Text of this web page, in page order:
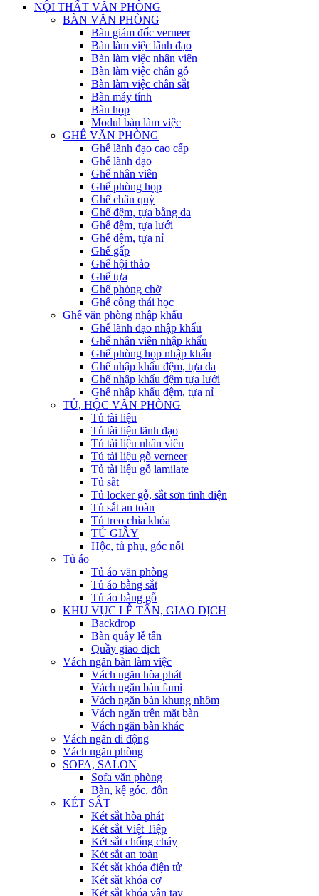
NỘI THẤT VĂN PHÒNG
BÀN VĂN PHÒNG
Bàn giám đốc verneer
Bàn làm việc lãnh đạo
Bàn làm việc nhân viên
Bàn làm việc chân gỗ
Bàn làm việc chân sắt
Bàn máy tính
Bàn họp
Modul bàn làm việc
GHẾ VĂN PHÒNG
Ghế lãnh đạo cao cấp
Ghế lãnh đạo
Ghế nhân viên
Ghế phòng họp
Ghế chân quỳ
Ghế đệm, tựa bằng da
Ghế đệm, tựa lưới
Ghế đệm, tựa nỉ
Ghế gấp
Ghế hội thảo
Ghế tựa
Ghế phòng chờ
Ghế công thái học
Ghế văn phòng nhập khẩu
Ghế lãnh đạo nhập khẩu
Ghế nhân viên nhập khẩu
Ghế phòng họp nhập khẩu
Ghế nhập khẩu đệm, tựa da
Ghế nhập khẩu đệm tựa lưới
Ghế nhập khẩu đệm, tựa nỉ
TỦ, HỘC VĂN PHÒNG
Tủ tài liệu
Tủ tài liệu lãnh đạo
Tủ tài liệu nhân viên
Tủ tài liệu gỗ verneer
Tủ tài liệu gỗ lamilate
Tủ sắt
Tủ locker gỗ, sắt sơn tĩnh điện
Tủ sắt an toàn
Tủ treo chìa khóa
TỦ GIẦY
Hộc, tủ phụ, góc nối
Tủ áo
Tủ áo văn phòng
Tủ áo bằng sắt
Tủ áo bằng gỗ
KHU VỰC LỄ TÂN, GIAO DỊCH
Backdrop
Bàn quầy lễ tân
Quầy giao dịch
Vách ngăn bàn làm việc
Vách ngăn hòa phát
Vách ngăn bàn fami
Vách ngăn bàn khung nhôm
Vách ngăn trên mặt bàn
Vách ngăn bàn khác
Vách ngăn di động
Vách ngăn phòng
SOFA, SALON
Sofa văn phòng
Bàn, kệ góc, đôn
KÉT SẮT
Két sắt hòa phát
Két sắt Việt Tiệp
Két sắt chống cháy
Két sắt an toàn
Két sắt khóa điện tử
Két sắt khóa cơ
Két sắt khóa vân tay